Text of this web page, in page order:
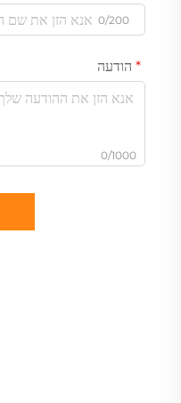
0/200
הודעה
0/1000